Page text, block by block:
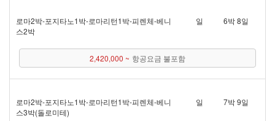
로마 2박 - 포지타노 1박 - 로마리턴 1박 - 피렌체 - 베니
스 2박
일 6박 8일
2,420,000 ~ 항공요금 불포함
로마 2박 - 포지타노 1박 - 로마리턴 1박 - 피렌체 - 베니
스 3박(돌로미테)
일 7박 9일